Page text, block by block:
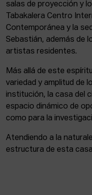
salas de proyección y
Tabakalera Centro
Contemporánea y la
Sebastián, además de
artistas residentes.
Más allá de este
variedad y amplitud de
institución, la casa del
espacio dinámico de
como para la
Atendiendo a la
estructura de esta